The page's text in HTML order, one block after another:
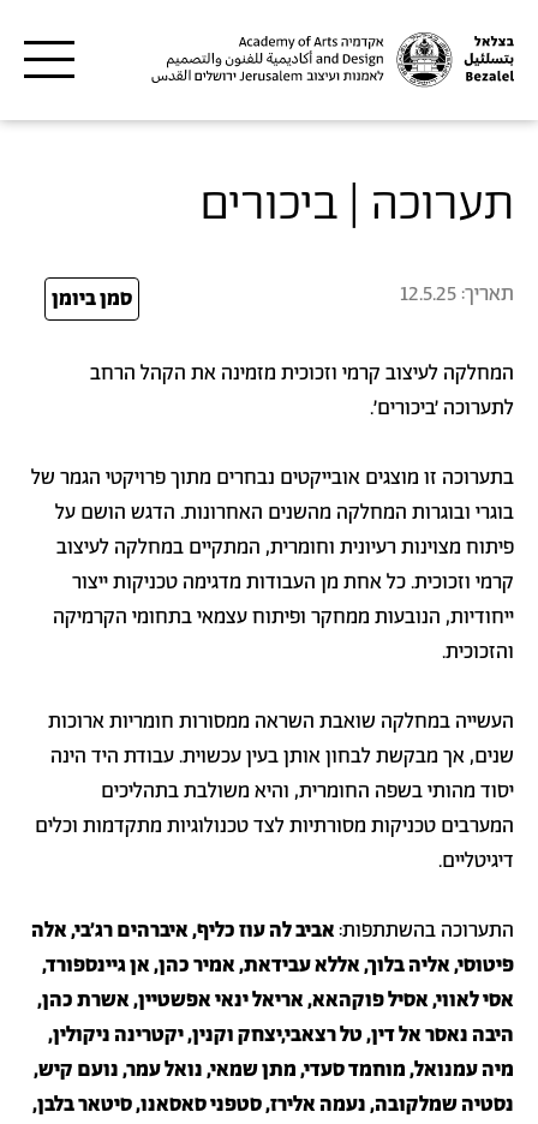
תערוכה | ביכורים
תאריך: 12.5.25 סמן ביומן
המחלקה לעיצוב קרמי וזכוכית מזמינה את הקהל הרחב
לתערוכה ׳ביכורים׳.
בתערוכה זו מוצגים אובייקטים נבחרים מתוך פרויקטי הגמר של
בוגרי ובוגרות המחלקה מהשנים האחרונות. הדגש הושם על
פיתוח מצוינות רעיונית וחומרית, המתקיים במחלקה לעיצוב
קרמי וזכוכית. כל אחת מן העבודות מדגימה טכניקות ייצור
ייחודיות, הנובעות ממחקר ופיתוח עצמאי בתחומי הקרמיקה
והזכוכית.
העשייה במחלקה שואבת השראה ממסורות חומריות ארוכות
שנים, אך מבקשת לבחון אותן בעין עכשוית. עבודת היד הינה
יסוד מהותי בשפה החומרית, והיא משולבת בתהליכים
המערבים טכניקות מסורתיות לצד טכנולוגיות מתקדמות וכלים
דיגיטליים.
התערוכה בהשתתפות:אביב לה עוז כליף, איברהים רג'בי, אלה
פיטוסי, אליה בלוך, אללא עבידאת, אמיר כהן, אן גיינספורד,
אסי לאווי, אסיל פוקהאא, אריאל ינאי אפשטיין, אשרת כהן,
היבה נאסר אל דין, טל רצאבי,יצחק וקנין, יקטרינה ניקולין,
מיה עמנואל, מוחמד סעדי, מתן שמאי, נואל עמר, נועם קיש,
נסטיה שמלקובה, נעמה אלירז, סטפני סאסאנו, סיטאר בלבן,